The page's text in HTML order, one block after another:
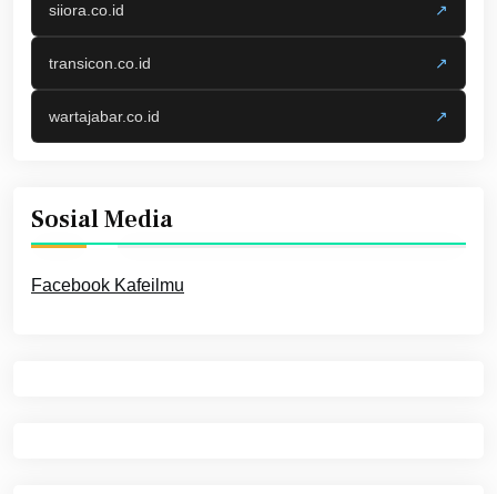
siiora.co.id ↗
transicon.co.id ↗
wartajabar.co.id ↗
Sosial Media
Facebook Kafeilmu